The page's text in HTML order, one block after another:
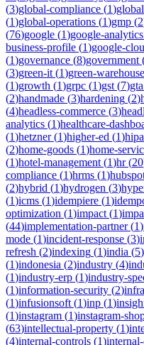
(3)global-compliance (1)
(1)global-operations (1)gmp (2
(76)google (1)google-analytics
business-profile (1)google-
(1)governance (8)government
(3)green-it (1)green-warehouse
(1)growth (1)grpc (1)gst (7)gta
(2)handmade (3)hardening (2)
(4)headless-commerce (3)
analytics (1)healthcare-
(1)hetzner(1)higher-ed (1)
(2)home-goods (1)home-
(1)hotel-management (1)hr(20
compliance (1)hrms (1)
(2)hybrid (1)hydrogen (3)
(1)icms (1)idempiere (1)
optimization (1)impact (1)
(44)implementation-partner(1)
mode (1)incident-response (3)
refresh (2)indexing (1)india (5)
(1)indonesia (2)industry (4)
(1)industry-erp (1)industry-
(1)information-security (2)
(1)infusionsoft (1)inp (1)
(1)instagram (1)instagram-
(63)intellectual-property (1)
(4)internal-controls (1)